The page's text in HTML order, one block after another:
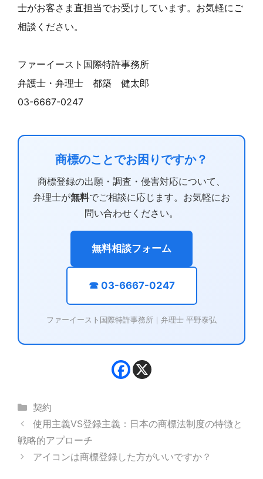
士がお客さま直担当でお受けしています。お気軽にご
相談ください。
ファーイースト国際特許事務所
弁護士・弁理士 都築 健太郎
03-6667-0247
商標のことでお困りですか？
商標登録の出願・調査・侵害対応について、
弁理士が無料でご相談に応じます。お気軽にお
問い合わせください。
無料相談フォーム
☎ 03-6667-0247
ファーイースト国際特許事務所｜弁理士 平野泰弘
カ
テ
ゴ
リ
ー
契約
使用主義VS登録主義：日本の商標法制度の特徴と
戦略的アプローチ
アイコンは商標登録した方がいいですか？